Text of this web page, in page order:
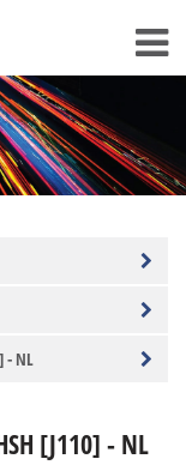
- NL
[J110] - NL